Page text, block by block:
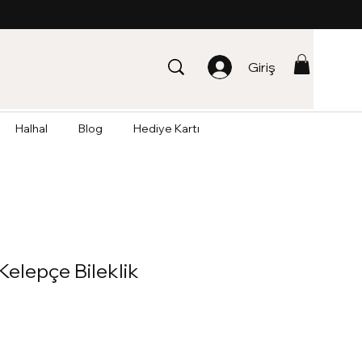
Giriş
Halhal Blog Hediye Kartı
Bileklik